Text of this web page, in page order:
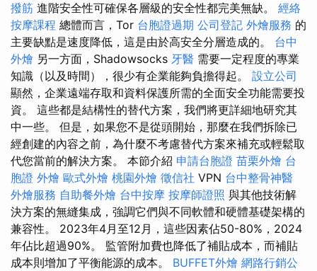
撥筋 進階安全性可確保各層級的安全性都完美無缺。 經絡
按摩課程 總體而言，Tor 台胞證過期 公司登記 外燴服務 的
主要缺點是速度降低，這是由於高安全分層造成的。 台中
外燴 另一方面，Shadowsocks 牙醫 需要一定程度的專業
知識（以及時間），很少有企業能夠負擔得起。 設立公司
顯然，企業遠端存取和資料保護所需的全面安全功能需要投
資。 這些都是結構性的替代方案，我們將更詳細地研究其
中一些。 但是，如果您不是從頭開始，那麼在我們拆除已
經創建的內容之前，為什麼不考慮替代方案來補充或輕鬆取
代您當前的解決方案。 本節介紹 申請台胞證 苗栗外燴 台
胞證 外燴 歐式外燴 桃園外燴 徵信社 VPN 台中整骨神醫
外燴服務 自助餐外燴 台中按摩 按摩師證照 與其他技術解
決方案的無縫集成，強調它們與不同軟體和硬體基礎架構的
兼容性。 2023年4月至12月，這些因素佔50-80%，2024
年佔比超過90%。 監管附加費也降低了補貼成本，而補貼
成本則增加了平衡能源的成本。 BUFFET外燴 網路行銷公